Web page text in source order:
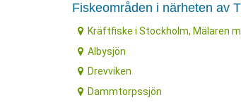
Fiskeområden i närheten av
Kräftfiske i Stockholm, Mälaren
Albysjön
Drevviken
Dammtorpssjön